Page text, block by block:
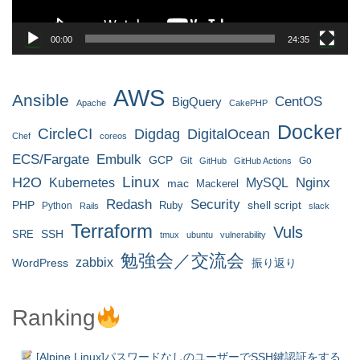
00:00 24:35
Ansible Apache AWS BigQuery CakePHP CentOS
Chef CircleCI coreos Digdag DigitalOcean Docker
ECS/Fargate Embulk GCP Git GitHub GitHub Actions Go
H2O Kubernetes Linux mac Mackerel MySQL Nginx
PHP Python Rails Redash Ruby Security shell script slack
SRE SSH Terraform tmux ubuntu vulnerability Vuls
WordPress zabbix 勉強会／交流会 振り返り
Ranking
[Alpine Linux]パスワードなしのユーザーでSSH鍵認証をする